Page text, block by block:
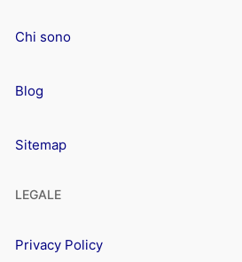
Chi sono
Blog
Sitemap
LEGALE
Privacy Policy